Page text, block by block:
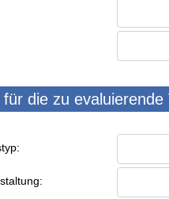
die zu evaluierende